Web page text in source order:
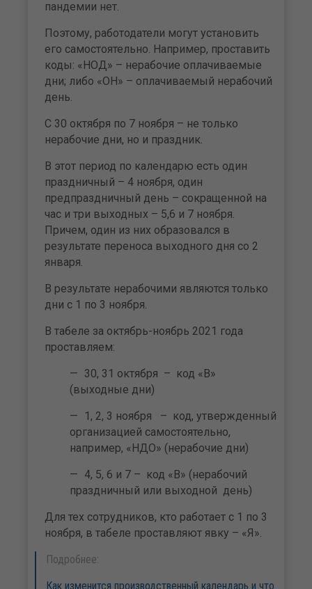
пандемии нет.
Поэтому, работодатели могут установить
его самостоятельно. Например, проставить
коды: «НОД» – нерабочие оплачиваемые
дни; либо «ОН» – оплачиваемый нерабочий
день.
С 30 октября по 7 ноября – не только
нерабочие дни, но и праздник.
В этот период по календарю есть один
праздничный – 4 ноября, один
предпраздничный день – сокращенной на
час и три выходных – 5,6 и 7 ноября.
Причем, один из них образовался в
результате переноса выходного дня со 2
января.
В результате нерабочими являются только
дни с 1 по 3 ноября.
В табеле за октябрь-ноябрь 2021 года
проставляем:
30, 31 октября – код «В»
(выходные дни)
1, 2, 3 ноября – код, утвержденный
организацией самостоятельно,
например, «НДО» (нерабочие дни)
4, 5, 6 и 7 – код «В» (нерабочий
праздничный или выходной день)
Для тех сотрудников, кто работает с 1 по 3
ноября, в табеле проставляют явку – «Я».
Подробнее:
Как изменится производственный календарь и что